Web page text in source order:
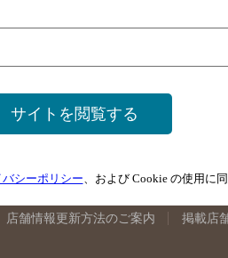
山口県のバー検索
店舗情報更新方法のご案内 掲載店
サイトを閲覧する
バシーポリシー、および Cookie の使用に